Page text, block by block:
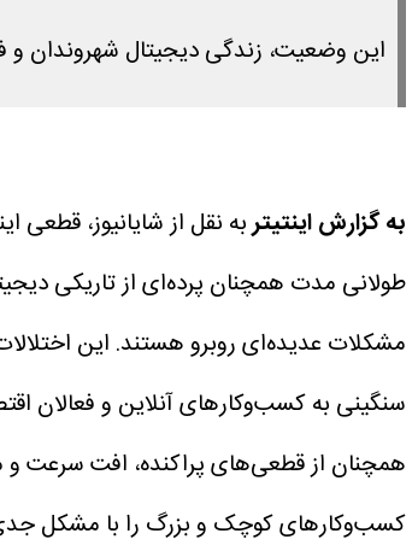
این وضعیت، زندگی دیجیتال شهروندان
به گزارش اینتیتر
طولانی مدت همچنان پرده‌ای از تاریکی
مشکلات عدیده‌ای روبرو هستند. این
سنگینی به کسب‌وکارهای آنلاین و فعالان
همچنان از قطعی‌های پراکنده، افت سرعت
کسب‌وکارهای کوچک و بزرگ را با مشکل